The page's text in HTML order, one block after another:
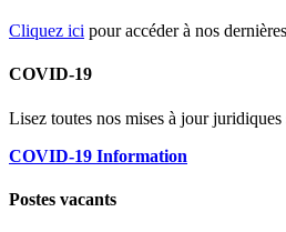
Cliquez ici pour accéder à nos
COVID-19
Lisez toutes nos mises à jour
COVID-19 Information
Postes vacants